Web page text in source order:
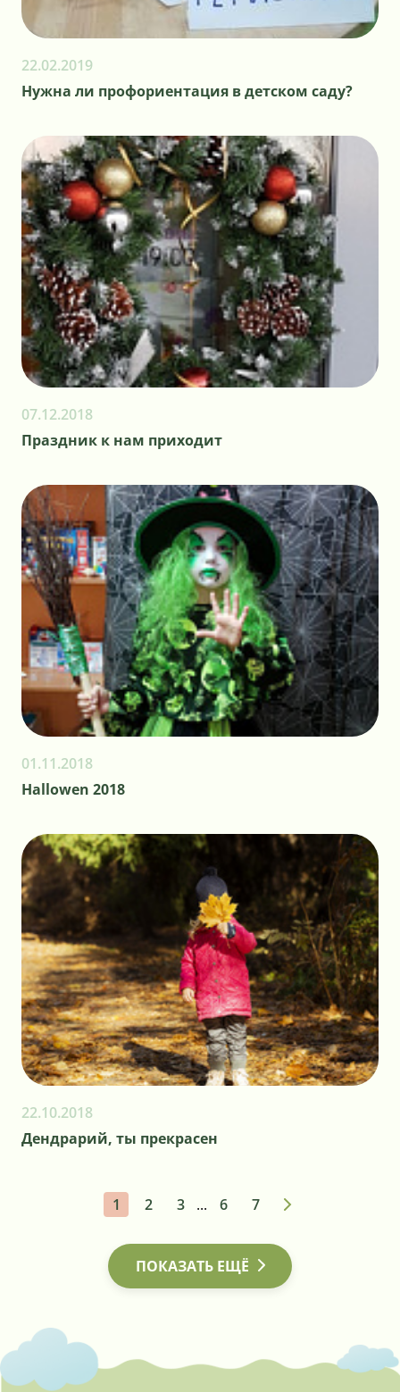
22.02.2019
Нужна ли профориентация в детском саду?
07.12.2018
Праздник к нам приходит
01.11.2018
Hallowen 2018
22.10.2018
Дендрарий, ты прекрасен
1 2 3 ... 6 7
ПОКАЗАТЬ ЕЩЁ